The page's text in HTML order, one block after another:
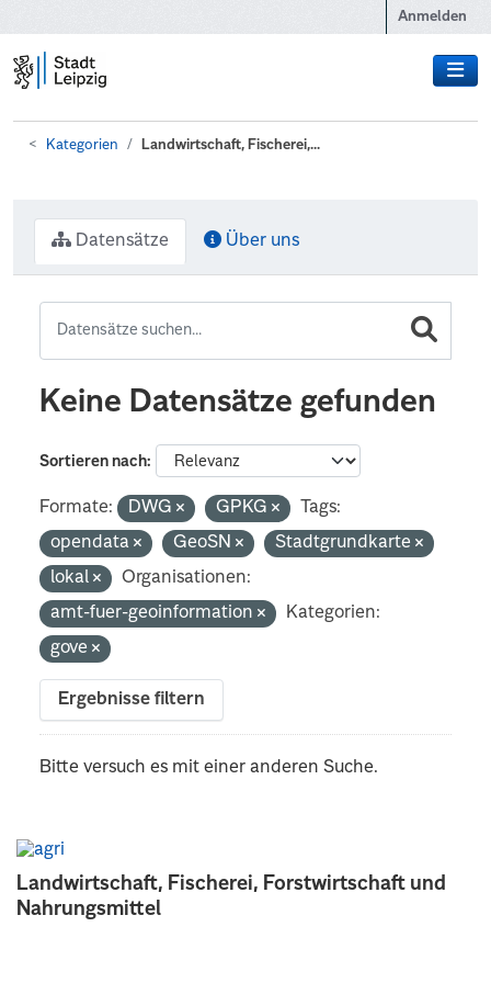
Anmelden
Kategorien Landwirtschaft, Fischerei,...
Landwirtschaft, Fischerei, Forstwirtschaft und
Nahrungsmittel
Datensätze Über uns
Keine Datensätze gefunden
Sortieren nach
Formate: DWG GPKG
Tags:
opendata
GeoSN
Stadtgrundkarte
lokal
Organisationen:
amt-fuer-geoinformation
Kategorien:
gove
Ergebnisse filtern
Bitte versuch es mit einer anderen Suche.